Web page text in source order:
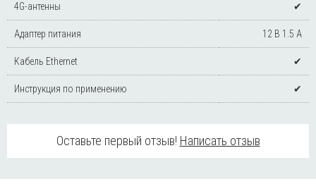
4G-антенны ✔
Адаптер питания 12 В 1.5 A
Кабель Ethernet ✔
Инструкция по применению ✔
Оставьте первый отзыв! Написать отзыв